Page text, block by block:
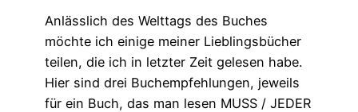
Anlässlich des Welttags des Buches
möchte ich einige meiner Lieblingsbücher
teilen, die ich in letzter Zeit gelesen habe.
Hier sind drei Buchempfehlungen, jeweils
für ein Buch, das man lesen MUSS / JEDER